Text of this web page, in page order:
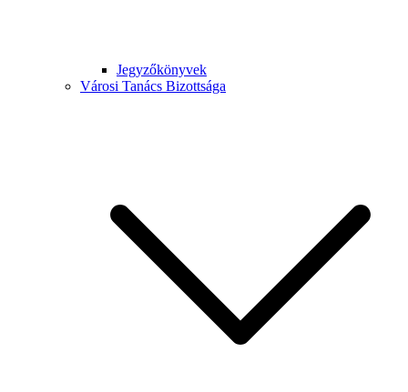
Jegyzőkönyvek
Városi Tanács Bizottsága